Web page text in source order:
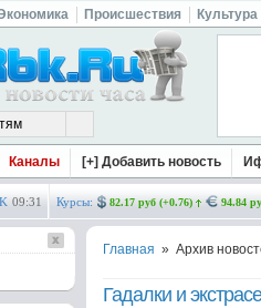
Происшествия Культура
Каналы [+] Добавить новость
09:31 Курсы: 82.17 руб (+0.76) 94.84
Главная » Архив
Гадалки и